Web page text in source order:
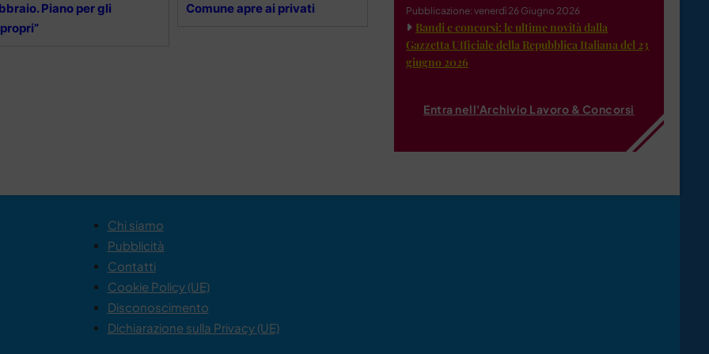
Piano per gli
Comune apre ai privati
Pubblicazione: venerdì 26 Giugno 2026
Bandi e concorsi: le ultime novità dalla
Gazzetta Ufficiale della Repubblica Italiana del 23
giugno 2026
Entra nell'Archivio Lavoro & Concorsi
Chi siamo
Pubblicità
Contatti
Cookie Policy (UE)
Disconoscimento
Dichiarazione sulla Privacy (UE)